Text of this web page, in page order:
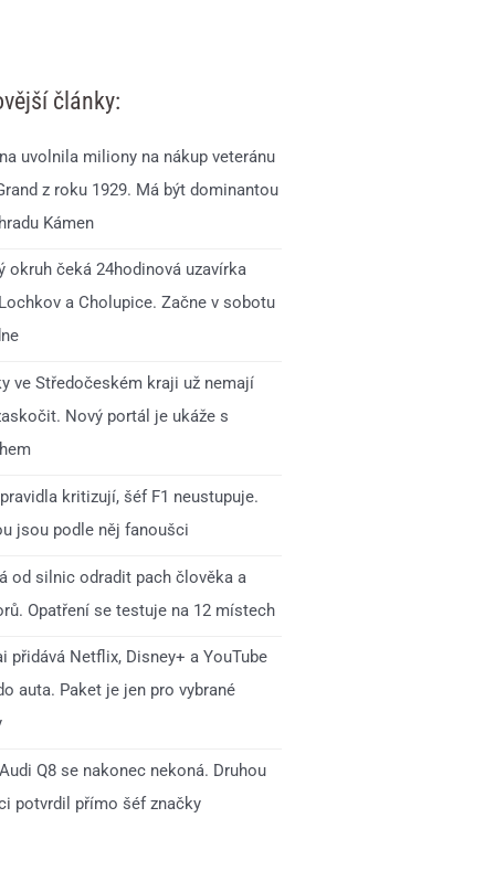
články:
uvolnila miliony na nákup veteránu
z roku 1929. Má být dominantou
Kámen
okruh čeká 24hodinová uzavírka
a Cholupice. Začne v sobotu
ve Středočeském kraji už nemají
Nový portál je ukáže s
kritizují, šéf F1 neustupuje.
jsou podle něj fanoušci
od silnic odradit pach člověka a
Opatření se testuje na 12 místech
přidává Netflix, Disney+ a YouTube
auta. Paket je jen pro vybrané
Q8 se nakonec nekoná. Druhou
potvrdil přímo šéf značky